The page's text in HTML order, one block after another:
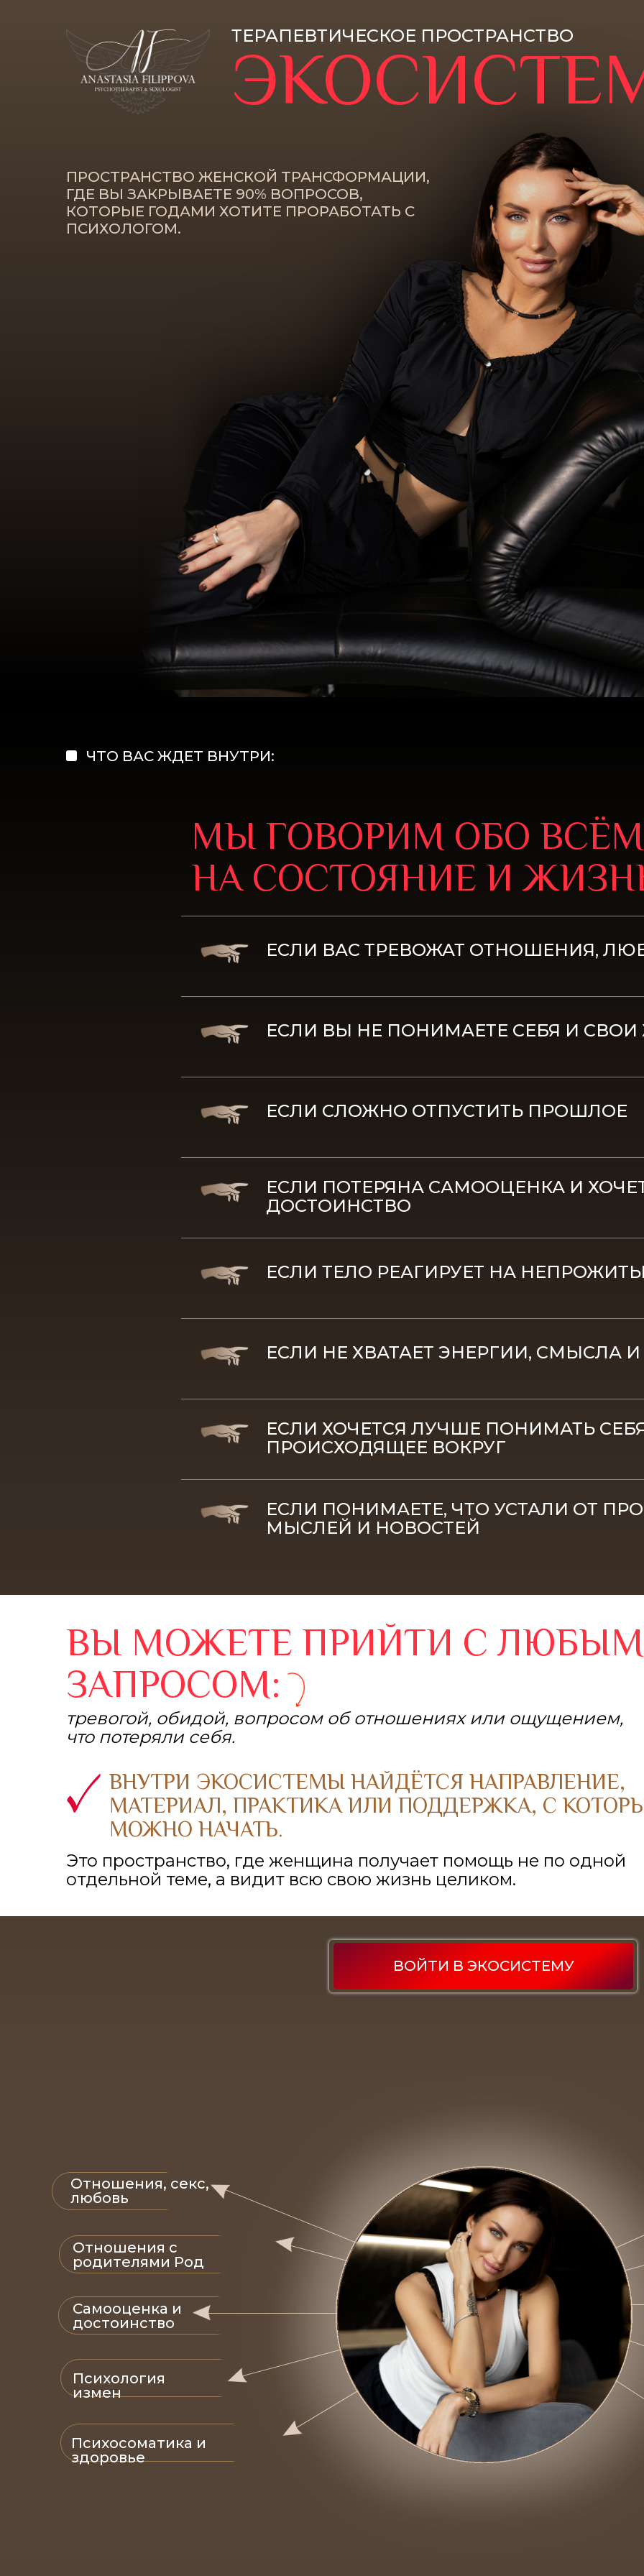
ТЕРАПЕВТИЧЕСКОЕ ПРОСТРАНСТВО
ПРОСТРАНСТВО ЖЕНСКОЙ ТРАНСФОРМАЦИИ,
ГДЕ ВЫ ЗАКРЫВАЕТЕ 90% ВОПРОСОВ,
КОТОРЫЕ ГОДАМИ ХОТИТЕ ПРОРАБОТАТЬ С
ПСИХОЛОГОМ.
МЫ ГОВОРИМ ОБО
НА СОСТОЯНИЕ И
ВОЙТИ В ЭКОСИСТЕМУ
ЧТО ВАС ЖДЕТ ВНУТРИ:
ЕСЛИ ПОНИМАЕТЕ, ЧТО УСТАЛИ ОТ
МЫСЛЕЙ И НОВОСТЕЙ
ЕСЛИ ХОЧЕТСЯ ЛУЧШЕ ПОНИМАТЬ
ПРОИСХОДЯЩЕЕ ВОКРУГ
ЕСЛИ НЕ ХВАТАЕТ ЭНЕРГИИ, СМЫСЛА
ЕСЛИ ТЕЛО РЕАГИРУЕТ НА
ЕСЛИ ПОТЕРЯНА САМООЦЕНКА И
ДОСТОИНСТВО
ЕСЛИ СЛОЖНО ОТПУСТИТЬ ПРОШЛОЕ
ЕСЛИ ВЫ НЕ ПОНИМАЕТЕ СЕБЯ И
ЕСЛИ ВАС ТРЕВОЖАТ ОТНОШЕНИЯ,
ВЫ МОЖЕТЕ ПРИЙТИ С ЛЮБЫМ
ЗАПРОСОМ:
Это пространство, где женщина получает помощь не по одной
отдельной теме, а видит всю свою жизнь целиком.
тревогой, обидой, вопросом об отношениях или ощущением,
что потеряли себя.
ВНУТРИ ЭКОСИСТЕМЫ НАЙДЁТСЯ НАПРАВЛЕНИЕ,
МАТЕРИАЛ, ПРАКТИКА ИЛИ ПОДДЕРЖКА, С
МОЖНО НАЧАТЬ.
Психосоматика и
здоровье
Отношения с
родителями Род
Психология
измен
Самооценка и
достоинство
Отношения, секс,
любовь